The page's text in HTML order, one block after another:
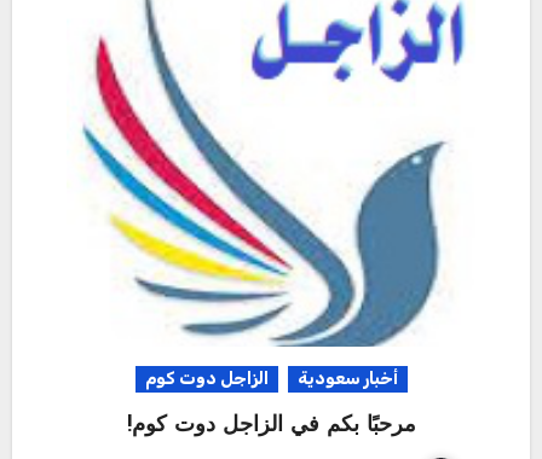
أخبار سعودية الزاجل دوت كوم
مرحبًا بكم في الزاجل دوت كوم!